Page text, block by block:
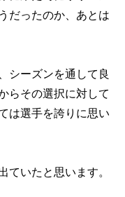
だったのか、あとは
シーズンを通して良
らその選択に対して
は選手を誇りに思い
いたと思います。